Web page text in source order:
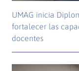
UMAG inicia
fortalecer las
docentes